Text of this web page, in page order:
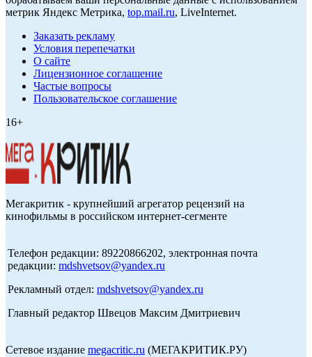
метрик Яндекс Метрика, top.mail.ru, LiveInternet.
Заказать рекламу
Условия перепечатки
О сайте
Лицензионное соглашение
Частые вопросы
Пользовательское соглашение
16+
Мегакритик - крупнейший агрегатор рецензий на
кинофильмы в российском интернет-сегменте
Телефон редакции: 89220866202, электронная почта
редакции: mdshvetsov@yandex.ru
Рекламный отдел: mdshvetsov@yandex.ru
Главный редактор Швецов Максим Дмитриевич
Сетевое издание megacritic.ru (МЕГАКРИТИК.РУ)